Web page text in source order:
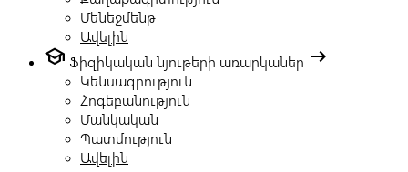
Մենեջմենթ
Ավելին
school Ֆիզիկական նյութերի առարկաներ arrow_right_alt
Կենսագրություն
Հոգեբանություն
Մանկական
Պատմություն
Ավելին